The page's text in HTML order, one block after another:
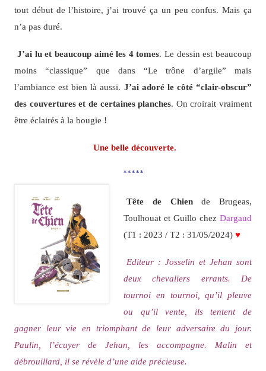
tout début de l’histoire, j’ai trouvé ça un peu confus. Mais ça
n’a pas duré.
J’ai lu et beaucoup aimé les 4 tomes. Le dessin est beaucoup
moins “classique” que dans “Le trône d’argile” mais
l’ambiance est bien là aussi. J’ai adoré le côté “clair-obscur”
des couvertures et de certaines planches. On croirait vraiment
être éclairés à la bougie !
Une belle découverte.
*****
Tête de Chiende Brugeas,
Toulhouat et Guillo chezDargaud
(T1 : 2023 / T2 : 31/05/2024) ♥
Editeur : Josselin et Jehan sont
deux chevaliers errants. De
tournoi en tournoi, qu’il pleuve
ou qu’il vente, ils tentent de
gagner leur vie en triomphant de leur adversaire du jour.
Paulin, l’écuyer de Jehan, les accompagne. Malin et
débrouillard, il se révèle d’une aide précieuse.